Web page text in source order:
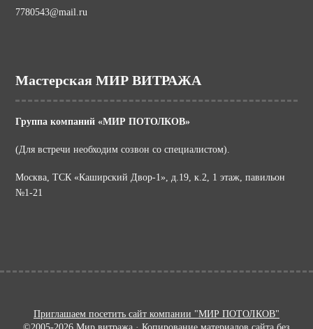
7780543@mail.ru
Мастерская МИР ВИТРАЖА
Группа компаний «МИР ПОТОЛКОВ»
(Для встречи необходим созвон со специалистом).
Москва, ТСК «Каширский Двор-1», д.19, к.2, 1 этаж, павильон
№1-21
Приглашаем посетить сайт компании "МИР ПОТОЛКОВ"